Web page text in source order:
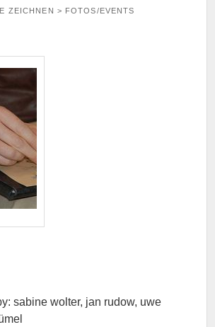
ZEICHNEN > FOTOS/EVENTS
sabine wolter, jan rudow, uwe